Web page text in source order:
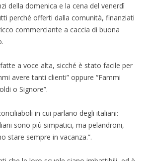
della domenica e la cena del venerdì
perché offerti dalla comunità, finanziati
commerciante a caccia di buona
a voce alta, sicché è stato facile per
avere tanti clienti” oppure “Fammi
o Signore”.
in cui parlano degli italiani:
sono più simpatici, ma pelandroni,
stare sempre in vacanza.”.